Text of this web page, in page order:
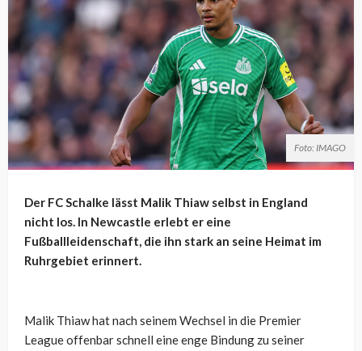
Foto: IMAGO
Der FC Schalke lässt Malik Thiaw selbst in England
nicht los. In Newcastle erlebt er eine
Fußballleidenschaft, die ihn stark an seine Heimat im
Ruhrgebiet erinnert.
Malik Thiaw hat nach seinem Wechsel in die Premier
League offenbar schnell eine enge Bindung zu seiner